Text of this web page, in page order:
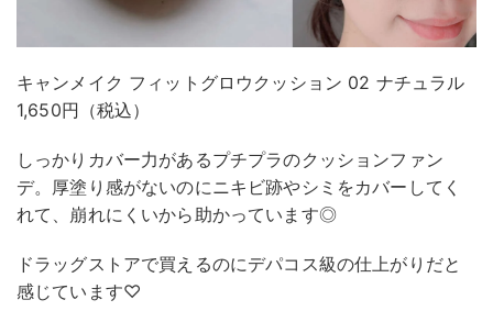
キャンメイク フィットグロウクッション 02 ナチュラル
1,650円（税込）
しっかりカバー力があるプチプラのクッションファン
デ。厚塗り感がないのにニキビ跡やシミをカバーしてく
れて、崩れにくいから助かっています◎
ドラッグストアで買えるのにデパコス級の仕上がりだと
感じています♡